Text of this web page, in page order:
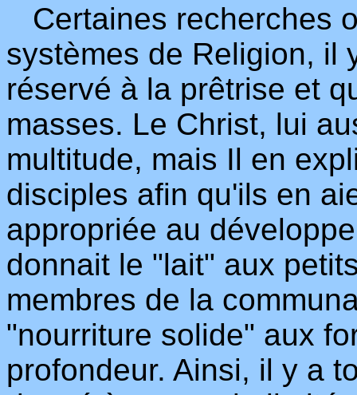
Certaines recherches
systèmes de Religion, il
réservé à la prêtrise et
masses. Le Christ, lui
multitude, mais Il en
disciples afin qu'ils en
appropriée au
donnait le "lait" aux
membres de la
"nourriture solide" aux
profondeur. Ainsi, il y a